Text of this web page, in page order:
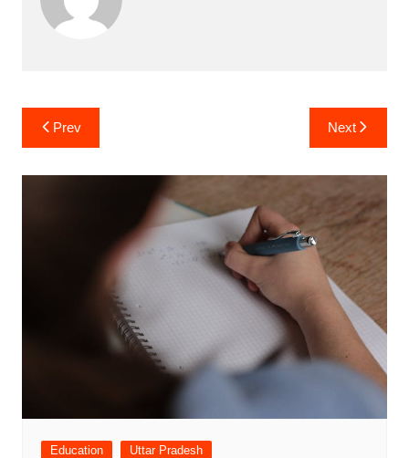
Post
navigation
Prev Next
Education Uttar Pradesh